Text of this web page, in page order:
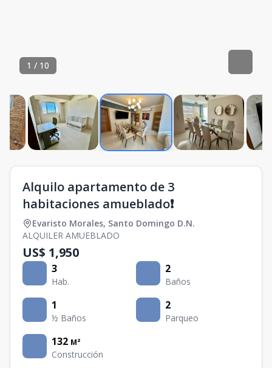
1 / 10
Alquilo apartamento de 3
habitaciones amueblado❗️
Evaristo Morales, Santo Domingo D.N.
ALQUILER AMUEBLADO
US$ 1,950
3
Hab.
2
Baños
1
½ Baños
2
Parqueo
132 M²
Construcción